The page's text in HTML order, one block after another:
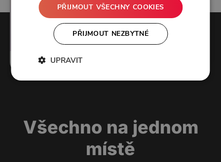
Livestream
Všechno na jednom
místě
PŘIJMOUT VŠECHNY COOKIES
PŘIJMOUT NEZBYTNÉ
UPRAVIT